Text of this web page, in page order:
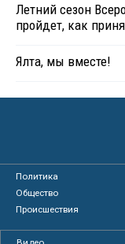
Летний сезон
пройдет, как
Ялта, мы вместе!
Политика
Общество
Происшествия